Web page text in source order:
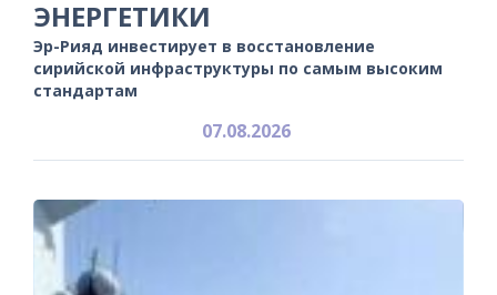
ЭНЕРГЕТИКИ
Эр-Рияд инвестирует в восстановление
сирийской инфраструктуры по самым высоким
стандартам
07.08.2026